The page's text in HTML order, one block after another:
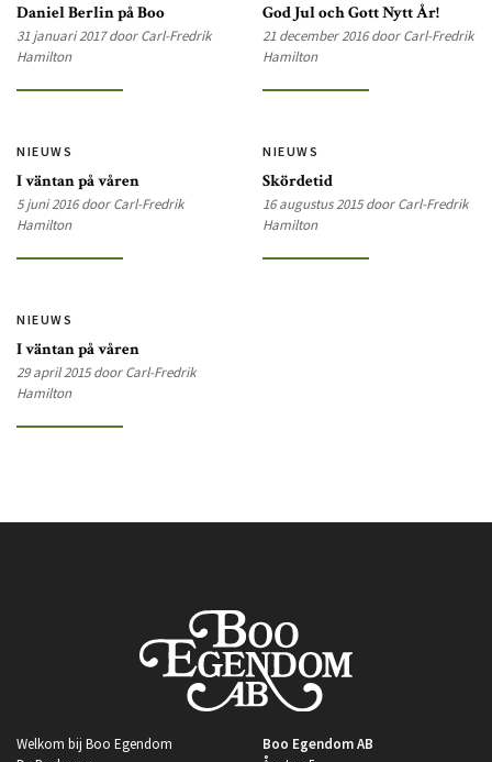
Daniel Berlin på Boo
31 januari 2017 door Carl-Fredrik
Hamilton
God Jul och Gott Nytt År!
21 december 2016 door Carl-Fredrik
Hamilton
NIEUWS
I väntan på våren
5 juni 2016 door Carl-Fredrik
Hamilton
NIEUWS
Skördetid
16 augustus 2015 door Carl-Fredrik
Hamilton
NIEUWS
I väntan på våren
29 april 2015 door Carl-Fredrik
Hamilton
Welkom bij Boo Egendom
Boo Egendom AB